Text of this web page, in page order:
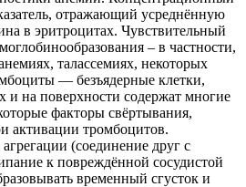
отражающий усреднённую
в эритроцитах. Чувствительный
– в частности,
талассемиях, некоторых
— безъядерные клетки,
и на поверхности содержат многие
факторы свёртывания,
активации тромбоцитов.
(соединение друг с
к повреждённой сосудистой
временный сгусток и